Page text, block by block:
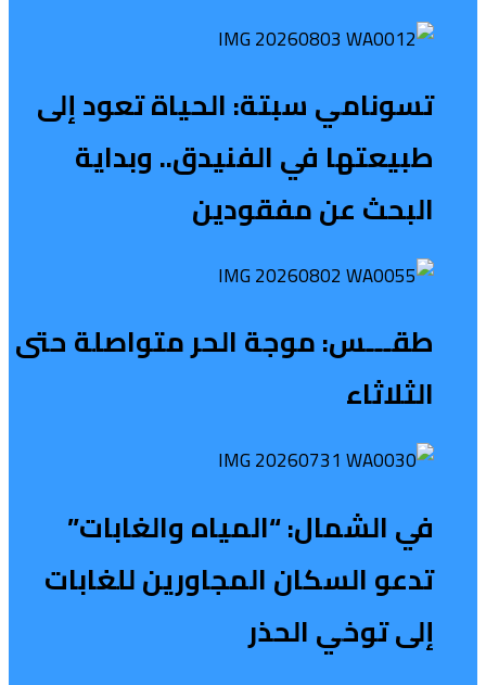
تسونامي سبتة: الحياة تعود إلى
طبيعتها في الفنيدق.. وبداية
البحث عن مفقودين
طقـــس: موجة الحر متواصلة حتى
الثلاثاء
في الشمال: “المياه والغابات”
تدعو السكان المجاورين للغابات
إلى توخي الحذر